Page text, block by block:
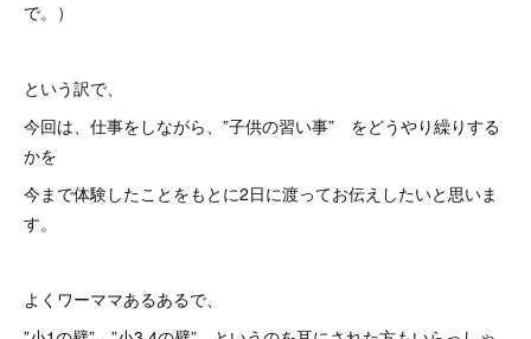
で。）
という訳で、
今回は、仕事をしながら、”子供の習い事” をどうやり繰りする
かを
今まで体験したことをもとに2日に渡ってお伝えしたいと思いま
す。
よくワーママあるあるで、